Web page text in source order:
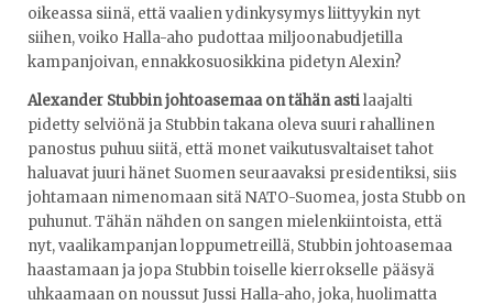
oikeassa siinä, että vaalien ydinkysymys liittyykin nyt
siihen, voiko Halla-aho pudottaa miljoonabudjetilla
kampanjoivan, ennakkosuosikkina pidetyn Alexin?
Alexander Stubbin johtoasemaa on tähän astilaajalti
pidetty selviönä ja Stubbin takana oleva suuri rahallinen
panostus puhuu siitä, että monet vaikutusvaltaiset tahot
haluavat juuri hänet Suomen seuraavaksi presidentiksi, siis
johtamaan nimenomaan sitä NATO-Suomea, josta Stubb on
puhunut. Tähän nähden on sangen mielenkiintoista, että
nyt, vaalikampanjan loppumetreillä, Stubbin johtoasemaa
haastamaan ja jopa Stubbin toiselle kierrokselle pääsyä
uhkaamaan on noussut Jussi Halla-aho, joka, huolimatta